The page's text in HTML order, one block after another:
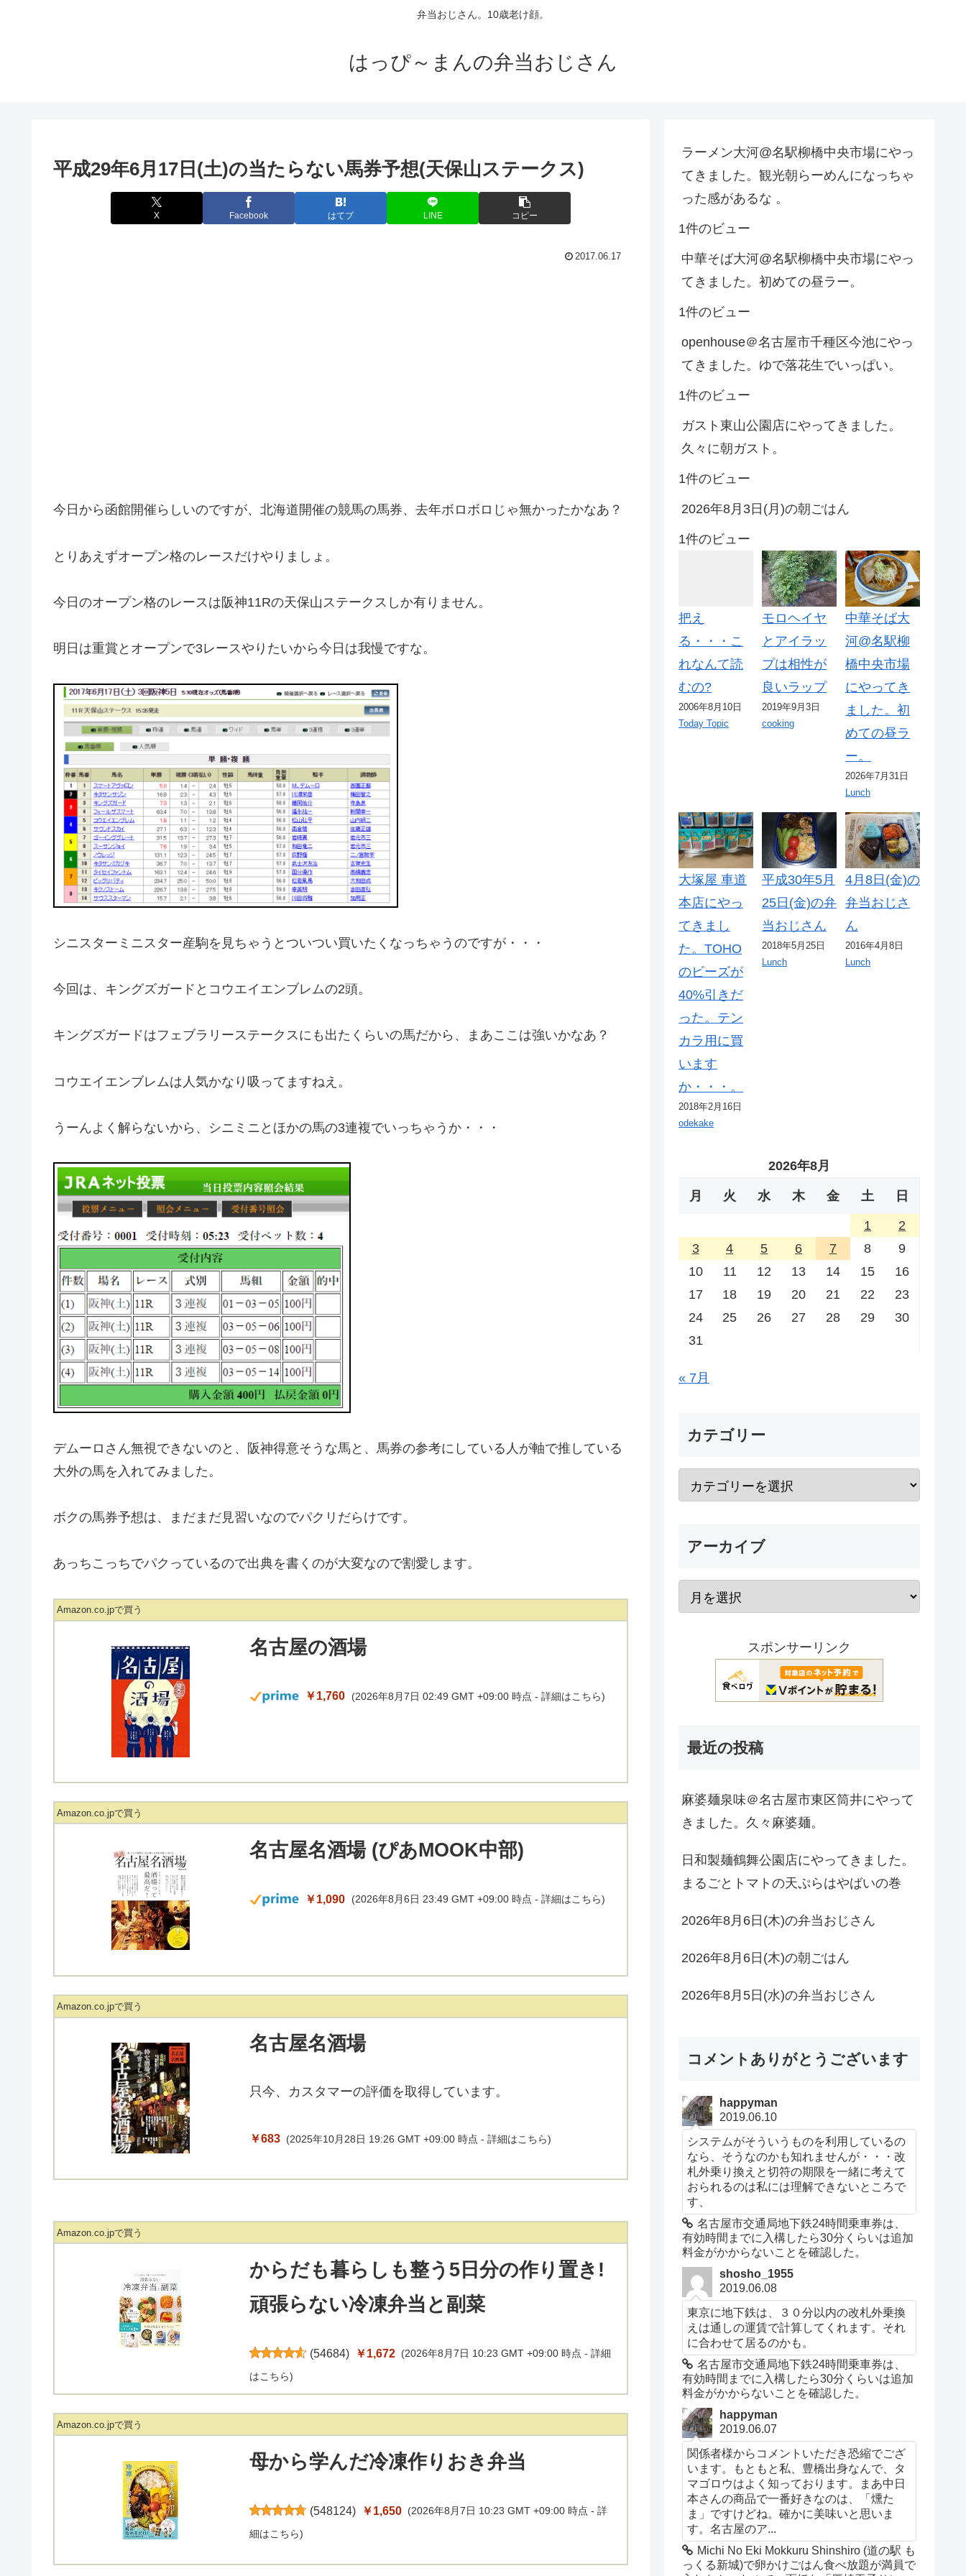
弁当おじさん。10歳老け顔。
はっぴ～まんの弁当おじさん
平成29年6月17日(土)の当たらない馬券予想(天保山ステークス)
X Facebook はてブ LINE コピー
2017.06.17
今日から函館開催らしいのですが、北海道開催の競馬の馬券、去年ボロボロじゃ無かったかなあ？
とりあえずオープン格のレースだけやりましょ。
今日のオープン格のレースは阪神11Rの天保山ステークスしか有りません。
明日は重賞とオープンで3レースやりたいから今日は我慢ですな。
シニスターミニスター産駒を見ちゃうとついつい買いたくなっちゃうのですが・・・
今回は、キングズガードとコウエイエンブレムの2頭。
キングズガードはフェブラリーステークスにも出たくらいの馬だから、まあここは強いかなあ？
コウエイエンブレムは人気かなり吸ってますねえ。
うーんよく解らないから、シニミニとほかの馬の3連複でいっちゃうか・・・
デムーロさん無視できないのと、阪神得意そうな馬と、馬券の参考にしている人が軸で推している
大外の馬を入れてみました。
ボクの馬券予想は、まだまだ見習いなのでパクリだらけです。
あっちこっちでパクっているので出典を書くのが大変なので割愛します。
Amazon.co.jpで買う
名古屋の酒場
￥1,760 (2026年8月7日 02:49 GMT +09:00 時点 - 詳細はこちら)
Amazon.co.jpで買う
名古屋名酒場 (ぴあMOOK中部)
￥1,090 (2026年8月6日 23:49 GMT +09:00 時点 - 詳細はこちら)
Amazon.co.jpで買う
名古屋名酒場
只今、カスタマーの評価を取得しています。
￥683 (2025年10月28日 19:26 GMT +09:00 時点 - 詳細はこちら)
Amazon.co.jpで買う
からだも暮らしも整う5日分の作り置き!
頑張らない冷凍弁当と副菜
(54684) ￥1,672 (2026年8月7日 10:23 GMT +09:00 時点 -詳細
はこちら)
Amazon.co.jpで買う
母から学んだ冷凍作りおき弁当
(548124) ￥1,650 (2026年8月7日 10:23 GMT +09:00 時点 -詳
細はこちら)
ラーメン大河@名駅柳橋中央市場にやっ
てきました。観光朝らーめんになっちゃ
った感があるな 。
1件のビュー
中華そば大河@名駅柳橋中央市場にやっ
てきました。初めての昼ラー。
1件のビュー
openhouse＠名古屋市千種区今池にやっ
てきました。ゆで落花生でいっぱい。
1件のビュー
ガスト東山公園店にやってきました。
久々に朝ガスト。
1件のビュー
2026年8月3日(月)の朝ごはん
1件のビュー
把え
る・・・こ
れなんて読
むの?
2006年8月10日
Today Topic
モロヘイヤ
とアイラッ
プは相性が
良いラップ
2019年9月3日
cooking
中華そば大
河@名駅柳
橋中央市場
にやってき
ました。初
めての昼ラ
ー。
2026年7月31日
Lunch
大塚屋 車道
本店にやっ
てきまし
た。TOHO
のビーズが
40%引きだ
った。テン
カラ用に買
います
か・・・。
2018年2月16日
odekake
平成30年5月
25日(金)の弁
当おじさん
2018年5月25日
Lunch
4月8日(金)の
弁当おじさ
ん
2016年4月8日
Lunch
2026年8月
月 火 水 木 金 土 日
1
2
3
4 5 6 7 8
9
10
11 12 13 14 15
16
17
18 19 20 21 22
23
24
25 26 27 28 29
30
31
« 7月
カテゴリー
アーカイブ
スポンサーリンク
最近の投稿
麻婆麺泉味＠名古屋市東区筒井にやって
きました。久々麻婆麺。
日和製麺鶴舞公園店にやってきました。
まるごとトマトの天ぷらはやばいの巻
2026年8月6日(木)の弁当おじさん
2026年8月6日(木)の朝ごはん
2026年8月5日(水)の弁当おじさん
コメントありがとうございます
happyman
2019.06.10
システムがそういうものを利用しているの
なら、そうなのかも知れませんが・・・改
札外乗り換えと切符の期限を一緒に考えて
おられるのは私には理解できないところで
す、
名古屋市交通局地下鉄24時間乗車券は、
有効時間までに入構したら30分くらいは追加
料金がかからないことを確認した。
shosho_1955
2019.06.08
東京に地下鉄は、３０分以内の改札外乗換
えは通しの運賃で計算してくれます。それ
に合わせて居るのかも。
名古屋市交通局地下鉄24時間乗車券は、
有効時間までに入構したら30分くらいは追加
料金がかからないことを確認した。
happyman
2019.06.07
関係者様からコメントいただき恐縮でござ
います。もともと私、豊橋出身なんで、タ
マゴロウはよく知っております。まあ中日
本さんの商品で一番好きなのは、「燻た
ま」ですけどね。確かに美味いと思いま
す。名古屋のア...
Michi No Eki Mokkuru Shinshiro (道の駅 も
っくる新城)で卵かけごはん食べ放題が満員で